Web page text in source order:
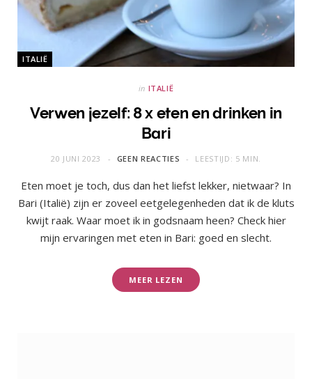
ITALIË
in ITALIË
Verwen jezelf: 8 x eten en drinken in
Bari
20 JUNI 2023 GEEN REACTIES LEESTIJD: 5 MIN.
Eten moet je toch, dus dan het liefst lekker, nietwaar? In
Bari (Italië) zijn er zoveel eetgelegenheden dat ik de kluts
kwijt raak. Waar moet ik in godsnaam heen? Check hier
mijn ervaringen met eten in Bari: goed en slecht.
MEER LEZEN